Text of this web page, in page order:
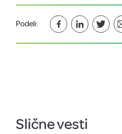
Podeli:
Slične vesti